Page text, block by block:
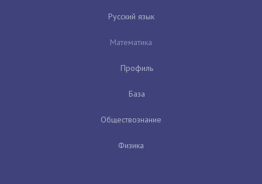
Русский язык
Математика
Профиль
База
Обществознание
Физика